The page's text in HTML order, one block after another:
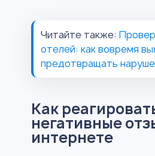
Читайте также:
отелей: как вовремя
предотвращать
Как
негативные
интернете